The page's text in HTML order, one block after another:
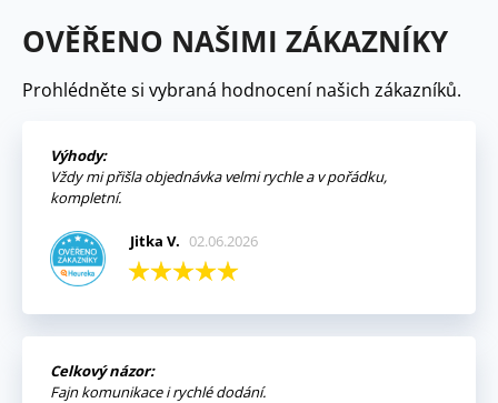
OVĚŘENO NAŠIMI ZÁKAZNÍKY
Prohlédněte si vybraná hodnocení našich zákazníků.
Výhody:
Vždy mi přišla objednávka velmi rychle a v pořádku,
kompletní.
Jitka V. 02.06.2026
Celkový názor:
Fajn komunikace i rychlé dodání.